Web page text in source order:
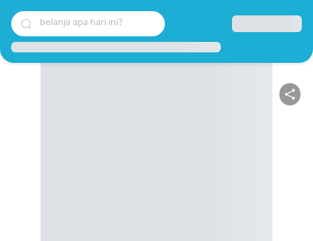
belanja apa hari ini?